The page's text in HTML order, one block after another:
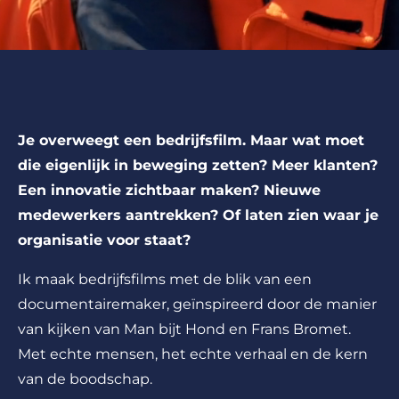
Je overweegt een bedrijfsfilm. Maar wat moet
die eigenlijk in beweging zetten? Meer klanten?
Een innovatie zichtbaar maken? Nieuwe
medewerkers aantrekken? Of laten zien waar je
organisatie voor staat?
Ik maak bedrijfsfilms met de blik van een
documentairemaker, geïnspireerd door de manier
van kijken van Man bijt Hond en Frans Bromet.
Met echte mensen, het echte verhaal en de kern
van de boodschap.